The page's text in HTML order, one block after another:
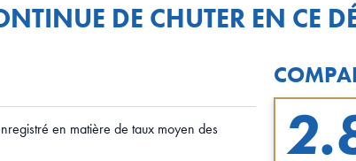
DE CHUTER EN CE
en matière de taux moyen des